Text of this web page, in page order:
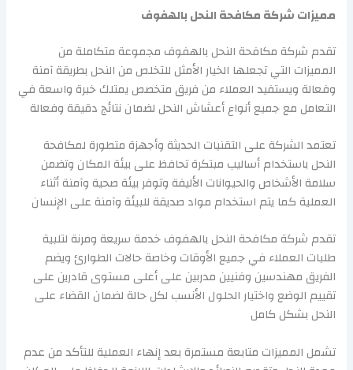
مميزات شركة مكافحة النحل بالهفوف
تقدم شركة مكافحة النحل بالهفوف مجموعة متكاملة من
المميزات التي تجعلها الخيار الأمثل للتخلص من النحل بطريقة آمنة
وفعالة ويستفيد العملاء من فريق متخصص يمتلك خبرة واسعة في
التعامل مع جميع أنواع أعشاش النحل لضمان نتائج دقيقة وفعالة
تعتمد الشركة على التقنيات الحديثة وأجهزة متطورة لمكافحة
النحل باستخدام أساليب مبتكرة تحافظ على بيئة المكان وتضمن
سلامة الأشخاص والحيوانات الأليفة وتوفر بيئة صحية وآمنة أثناء
العملية كما يتم استخدام مواد صديقة للبيئة وآمنة على الإنسان
تقدم شركة مكافحة النحل بالهفوف خدمة سريعة ومرنة لتلبية
طلبات العملاء في جميع الأوقات وخاصة حالات الطوارئ ويضم
الفريق مهندسين وفنيين مدربين على أعلى مستوى قادرين على
تقييم الوضع واختيار الحلول الأنسب لكل حالة لضمان القضاء على
النحل بشكل كامل
تشمل المميزات متابعة مستمرة بعد إنهاء العملية للتأكد من عدم